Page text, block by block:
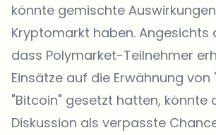
könnte gemischte
Kryptomarkt haben. Angesichts
dass Polymarket-Teilnehmer
Einsätze auf die Erwähnung von
"Bitcoin" gesetzt hatten, könnte
Diskussion als verpasste